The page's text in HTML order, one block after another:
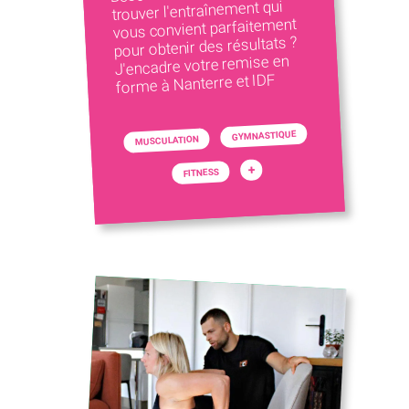
trouver l'entraînement qui
vous convient parfaitement
pour obtenir des résultats ?
J'encadre votre remise en
forme à Nanterre et IDF
MUSCULATION GYMNASTIQUE
FITNESS +